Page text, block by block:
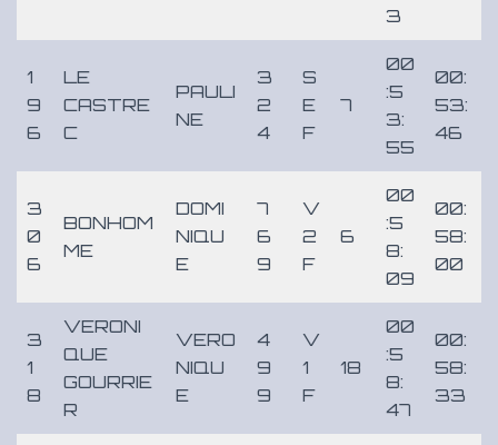
3
1
9
6
LE
CASTRE
C
PAULI
NE
3
2
4
S
E
F
7
00
:5
3:
55
00:
53:
46
3
0
6
BONHOM
ME
DOMI
NIQU
E
7
6
9
V
2
F
6
00
:5
8:
09
00:
58:
00
3
1
8
VERONI
QUE
GOURRIE
R
VERO
NIQU
E
4
9
9
V
1
F
18
00
:5
8:
47
00:
58:
33